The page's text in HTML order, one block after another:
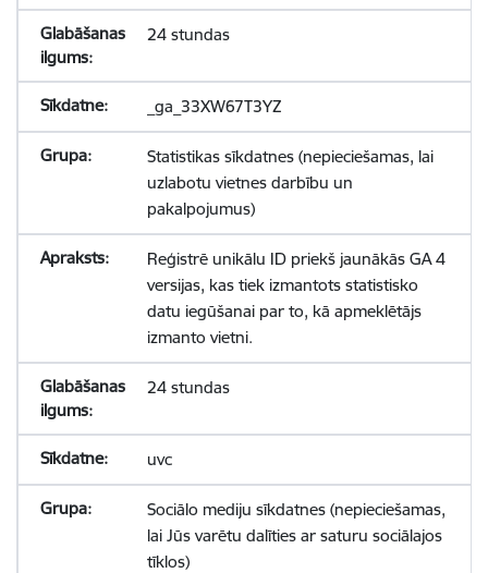
24 stundas
_ga_33XW67T3YZ
Statistikas sīkdatnes (nepieciešamas, lai
uzlabotu vietnes darbību un
pakalpojumus)
Reģistrē unikālu ID priekš jaunākās GA 4
versijas, kas tiek izmantots statistisko
datu iegūšanai par to, kā apmeklētājs
izmanto vietni.
24 stundas
uvc
Sociālo mediju sīkdatnes (nepieciešamas,
lai Jūs varētu dalīties ar saturu sociālajos
tīklos)